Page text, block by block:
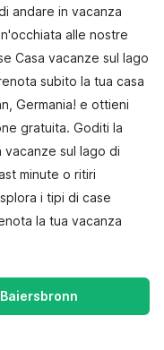
andare in vacanza
alle nostre
Casa vacanze sul lago
subito la tua casa
Germania! e ottieni
gratuita. Goditi la
sul lago di
minute o ritiri
i tipi di case
la tua vacanza